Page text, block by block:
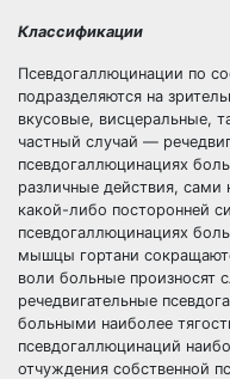
Классификации
Псевдогаллюцинации по
подразделяются на
вкусовые, висцеральные,
частный случай —
псевдогаллюцинациях
различные действия, сами
какой-либо посторонней
псевдогаллюцинациях
мышцы гортани
воли больные произносят
речедвигательные
больными наиболее
псевдогаллюцинаций
отчуждения собственной